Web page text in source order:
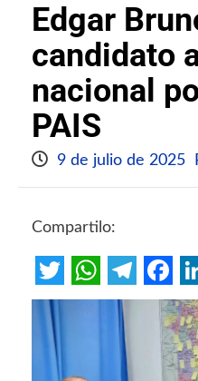
Edgar
candidato
nacional
PAIS
9 de julio de 2025
Compartilo:
Twitter